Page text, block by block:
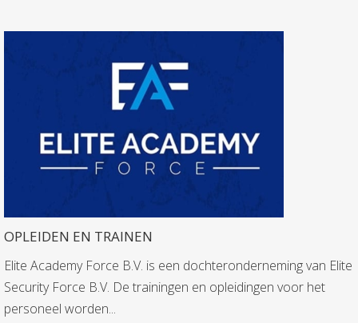
OPLEIDEN EN TRAINEN
Elite Academy Force B.V. is een dochteronderneming van Elite
Security Force B.V. De trainingen en opleidingen voor het
personeel worden...